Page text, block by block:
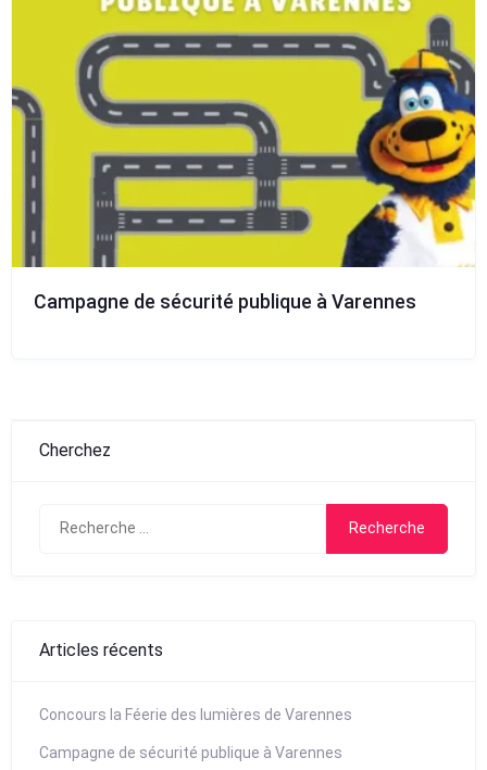
Campagne de sécurité publique à Varennes
Cherchez
Articles récents
Concours la Féerie des lumières de Varennes
Campagne de sécurité publique à Varennes